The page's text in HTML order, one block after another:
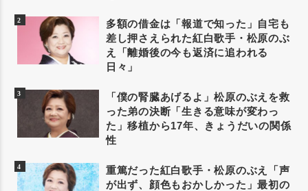
多額の借金は「報道で知った」自宅も
差し押さえられた紅白歌手・松原のぶ
え「離婚後の今も返済に追われる
日々」
「僕の腎臓あげるよ」松原のぶえを救
った弟の決断「生きる意味が変わっ
た」移植から17年、きょうだいの関係
性
重篤だった紅白歌手・松原のぶえ「声
が出ず、顔色もおかしかった」最初の